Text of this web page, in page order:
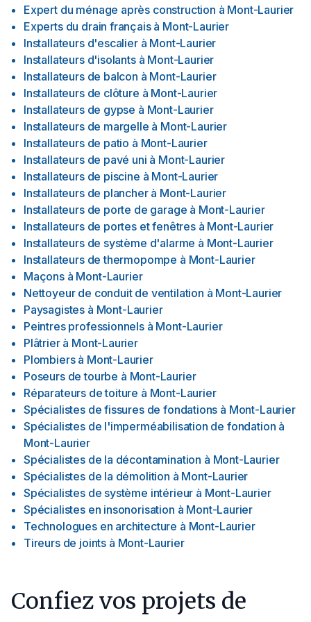
Expert du ménage après construction à Mont-Laurier
Experts du drain français à Mont-Laurier
Installateurs d'escalier à Mont-Laurier
Installateurs d'isolants à Mont-Laurier
Installateurs de balcon à Mont-Laurier
Installateurs de clôture à Mont-Laurier
Installateurs de gypse à Mont-Laurier
Installateurs de margelle à Mont-Laurier
Installateurs de patio à Mont-Laurier
Installateurs de pavé uni à Mont-Laurier
Installateurs de piscine à Mont-Laurier
Installateurs de plancher à Mont-Laurier
Installateurs de porte de garage à Mont-Laurier
Installateurs de portes et fenêtres à Mont-Laurier
Installateurs de système d'alarme à Mont-Laurier
Installateurs de thermopompe à Mont-Laurier
Maçons à Mont-Laurier
Nettoyeur de conduit de ventilation à Mont-Laurier
Paysagistes à Mont-Laurier
Peintres professionnels à Mont-Laurier
Plâtrier à Mont-Laurier
Plombiers à Mont-Laurier
Poseurs de tourbe à Mont-Laurier
Réparateurs de toiture à Mont-Laurier
Spécialistes de fissures de fondations à Mont-Laurier
Spécialistes de l'imperméabilisation de fondation à
Mont-Laurier
Spécialistes de la décontamination à Mont-Laurier
Spécialistes de la démolition à Mont-Laurier
Spécialistes de système intérieur à Mont-Laurier
Spécialistes en insonorisation à Mont-Laurier
Technologues en architecture à Mont-Laurier
Tireurs de joints à Mont-Laurier
Confiez vos projets de